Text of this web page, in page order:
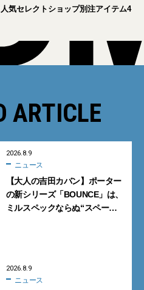
気セレクトショップ別注アイテム4
ARTICLE
2026.8.9
ニュース
【大人の吉田カバン】ポーター
の新シリーズ「BOUNCE」は、
ミルスペックならぬ“スペース
2026.8.9
ニュース